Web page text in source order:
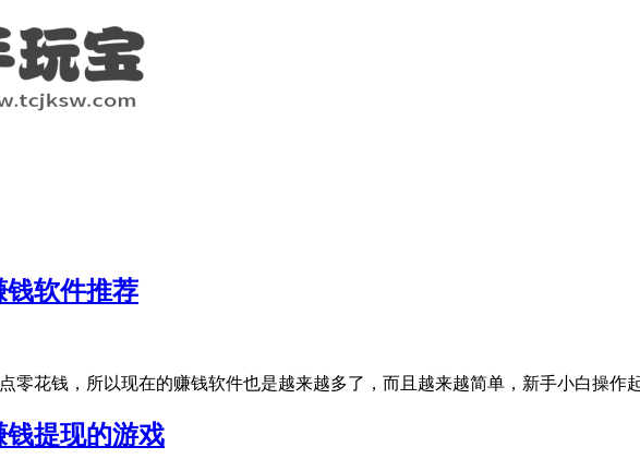
钱软件推荐
零花钱，所以现在的赚钱软件也是越来越多了，而且越来越简单，新手小白操作
提现的游戏